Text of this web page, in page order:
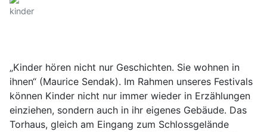
kinder
„Kinder hören nicht nur Geschichten. Sie wohnen in
ihnen“ (Maurice Sendak). Im Rahmen unseres Festivals
können Kinder nicht nur immer wieder in Erzählungen
einziehen, sondern auch in ihr eigenes Gebäude. Das
Torhaus, gleich am Eingang zum Schlossgelände